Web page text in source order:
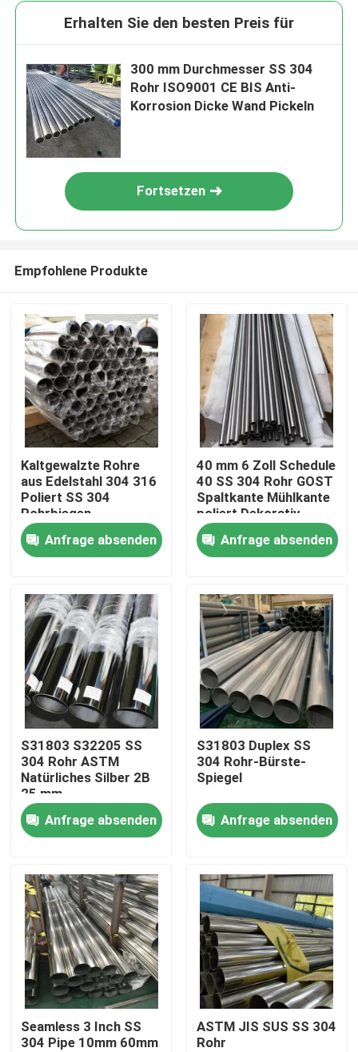
Produkte
Videos
Über uns
Fabrik-Ausflug
Qualitätskontrolle
Treten Sie mit uns in Verbindung
Nachrichten
Fälle
nahtloses Rohr SS
Erhalten Sie den besten Preis für
300 mm Durchmesser SS 304
Rohr ISO9001 CE BIS Anti-
Korrosion Dicke Wand Pickeln
Fortsetzen
Empfohlene Produkte
Kaltgewalzte Rohre
aus Edelstahl 304 316
Poliert SS 304
Rohrbiegen
Schweißverarbeitung
Anfrage absenden
40 mm 6 Zoll Schedule
40 SS 304 Rohr GOST
Spaltkante Mühlkante
poliert Dekorativ
Anfrage absenden
S31803 S32205 SS
304 Rohr ASTM
Natürliches Silber 2B
25 mm
Innendurchmesser
Geschweißt
Anfrage absenden
S31803 Duplex SS
304 Rohr-Bürste-
Spiegel
Anfrage absenden
Seamless 3 Inch SS
304 Pipe 10mm 60mm
ASTM JIS SUS SS 304
Rohr